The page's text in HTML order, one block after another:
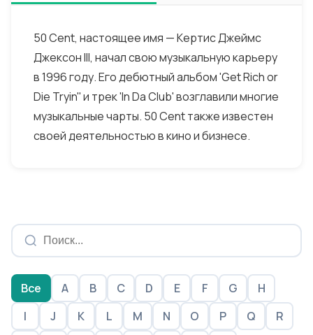
50 Cent, настоящее имя — Кертис Джеймс
Джексон III, начал свою музыкальную карьеру
в 1996 году. Его дебютный альбом 'Get Rich or
Die Tryin'' и трек 'In Da Club' возглавили многие
музыкальные чарты. 50 Cent также известен
своей деятельностью в кино и бизнесе.
Все A B C D E F G
H
I
J K L M N O P Q
R